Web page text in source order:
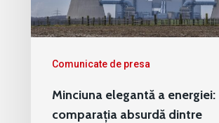
Comunicate de presa
Minciuna elegantă a energiei:
comparația absurdă dintre